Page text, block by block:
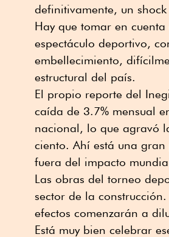
definitivamente, un
Hay que tomar en
espectáculo deportivo,
embellecimiento,
estructural del país.
El propio reporte del
caída de 3.7% mensual
nacional, lo que agravó
ciento. Ahí está una
fuera del impacto
Las obras del torneo
sector de la
efectos comenzarán a
Está muy bien celebrar